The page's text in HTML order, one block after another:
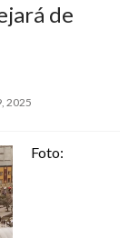
de
2025
Foto: